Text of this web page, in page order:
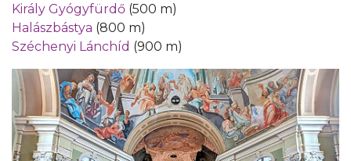
Király Gyógyfürdő (500 m)
Halászbástya (800 m)
Széchenyi Lánchíd (900 m)